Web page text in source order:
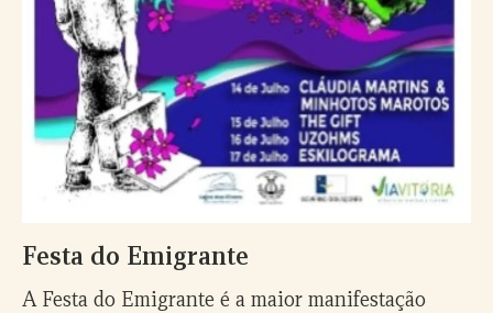
Festa do Emigrante
A Festa do Emigrante é a maior manifestação